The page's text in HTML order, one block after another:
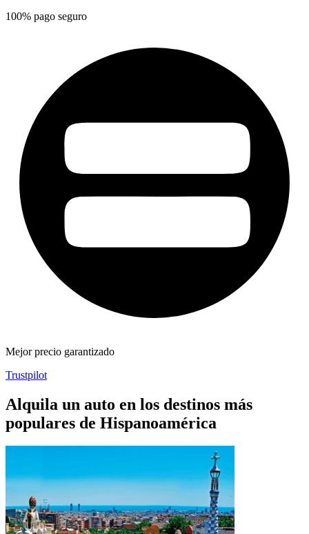
100% pago seguro
Mejor precio garantizado
Trustpilot
Alquila un auto en los destinos más
populares de Hispanoamérica